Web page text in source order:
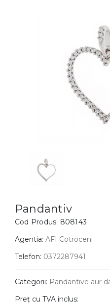
BIJUTERII COPII
Cercei
Bratari
Coliere
Lanturi
Pandantive
Pandantiv
Cod Produs: 808143
Agentia: AFI Cotroceni
Telefon: 0372287941
Categorii: Pandantive aur
Preț cu TVA inclus: